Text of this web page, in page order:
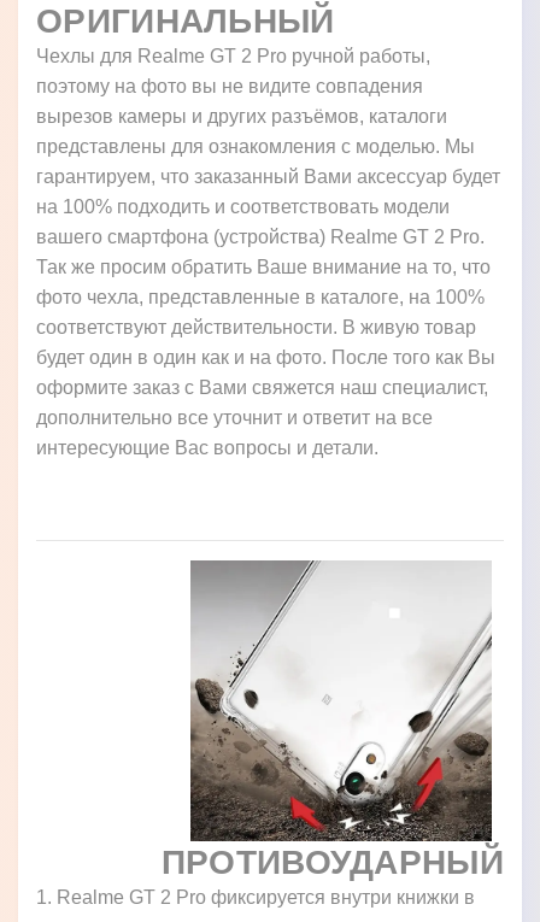
ОРИГИНАЛЬНЫЙ
Чехлы для Realme GT 2 Pro ручной работы,
поэтому на фото вы не видите совпадения
вырезов камеры и других разъёмов, каталоги
представлены для ознакомления с моделью. Мы
гарантируем, что заказанный Вами аксессуар будет
на 100% подходить и соответствовать модели
вашего смартфона (устройства) Realme GT 2 Pro.
Так же просим обратить Ваше внимание на то, что
фото чехла, представленные в каталоге, на 100%
соответствуют действительности. В живую товар
будет один в один как и на фото. После того как Вы
оформите заказ с Вами свяжется наш специалист,
дополнительно все уточнит и ответит на все
интересующие Вас вопросы и детали.
ПРОТИВОУДАРНЫЙ
1. Realme GT 2 Pro фиксируется внутри книжки в